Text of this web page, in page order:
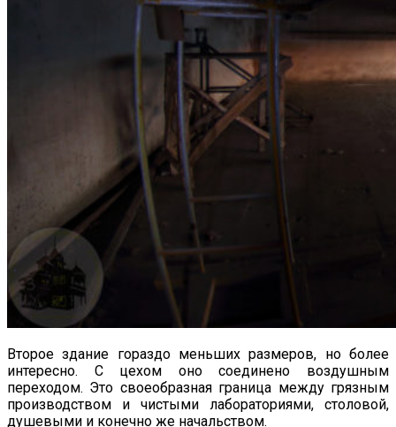
Второе здание гораздо меньших размеров, но более
интересно. С цехом оно соединено воздушным
переходом. Это своеобразная граница между грязным
производством и чистыми лабораториями, столовой,
душевыми и конечно же начальством.